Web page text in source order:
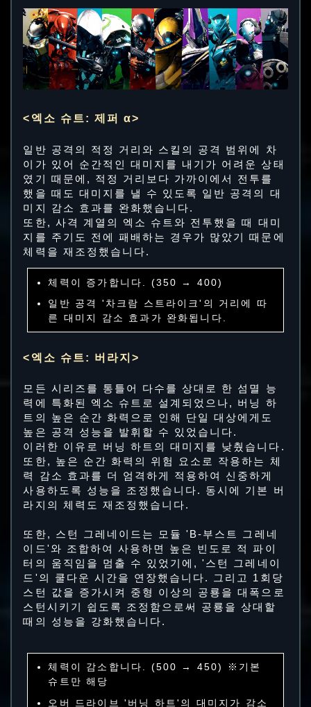
<엑소 슈트: 제퍼 α>
일반 공격의 적정 거리와 스킬의 공격 범위에 차
이가 있어 순간적인 대미지를 내기가 어려운 상태
였기 때문에, 적정 거리보다 가까이에서 전투를
했을 때도 대미지를 낼 수 있도록 일반 공격의 대
미지 감소 효과를 완화했습니다.
또한, 사격 계열의 엑소 슈트와 전투했을 때 대미
지를 주기도 전에 패배하는 경우가 많았기 때문에
체력을 재조정했습니다.
체력이 증가합니다. (350 → 400)
일반 공격 '차크람 스트라이크'의 거리에 따
른 대미지 감소 효과가 완화됩니다.
<엑소 슈트: 버라지>
모든 시리즈를 통틀어 다수를 상대로 한 섬멸 능
력에 특화된 엑소 슈트로 설계되었으나, 버닝 하
트의 높은 순간 화력으로 인해 단일 대상에게도
높은 공격 성능을 발휘할 수 있었습니다.
이러한 이유로 버닝 하트의 대미지를 낮췄습니다.
또한, 높은 순간 화력의 위험 요소로 작용하는 체
력 감소 효과를 더 엄격하게 적용하여 신중하게
사용하도록 성능을 조정했습니다. 동시에 기본 버
라지의 체력도 재조정했습니다.
또한, 스턴 그레네이드는 모듈 'B-부스트 그레네
이드'와 조합하여 사용하면 높은 빈도로 적 파이
터의 움직임을 멈출 수 있었기에, '스턴 그레네이
드'의 쿨다운 시간을 연장했습니다. 그리고 1회당
스턴 값을 증가시켜 중형 이상의 공룡을 대폭으로
스턴시키기 쉽도록 조정함으로써 공룡을 상대할
때의 성능을 강화했습니다.
체력이 감소합니다. (500 → 450) ※기본
슈트만 해당
오버 드라이브 '버닝 하트'의 대미지가 감소